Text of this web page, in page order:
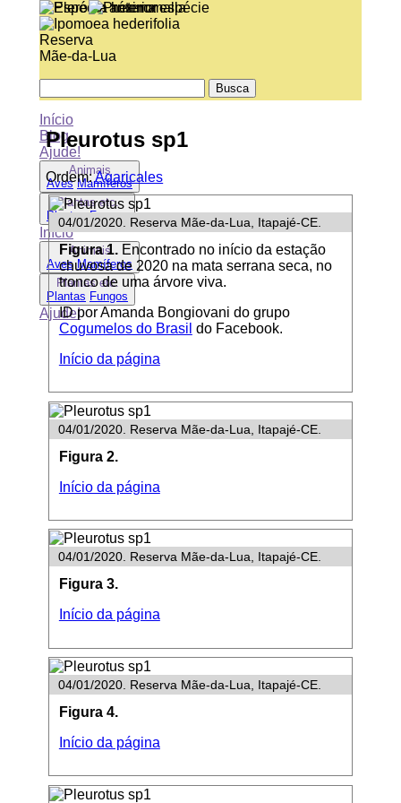
Reserva
Mãe-da-Lua
Início
Blog
Ajude!
Animais
Aves Mamíferos
Plantas etc.
Plantas Fungos
Início
Animais
Aves Mamíferos
Plantas etc.
Plantas Fungos
Ajude!
Pleurotus sp1
Ordem:Agaricales
04/01/2020. Reserva Mãe-da-Lua, Itapajé-CE.
Figura 1.Encontrado no início da estação
chuvosa de 2020 na mata serrana seca, no
tronco de uma árvore viva.
ID por Amanda Bongiovani do grupo
Cogumelos do Brasil do Facebook.
Início da página
04/01/2020. Reserva Mãe-da-Lua, Itapajé-CE.
Figura 2.
Início da página
04/01/2020. Reserva Mãe-da-Lua, Itapajé-CE.
Figura 3.
Início da página
04/01/2020. Reserva Mãe-da-Lua, Itapajé-CE.
Figura 4.
Início da página